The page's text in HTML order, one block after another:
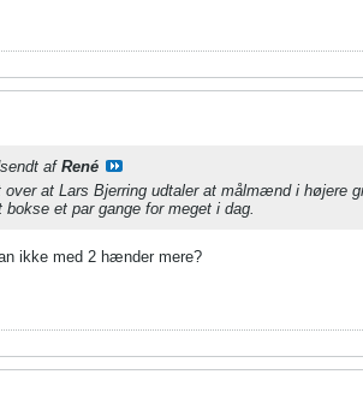
af René
over at Lars Bjerring udtaler at målmænd i højere
et par gange for meget i dag.
ikke med 2 hænder mere?